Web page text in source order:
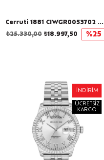
Cerruti 1881 CIWGR0053702 Otomatik Erkek Kol Saati
₺18.997,50
₺25.330,00 %25
İNDIRIM
ÜCRETSIZ
KARGO